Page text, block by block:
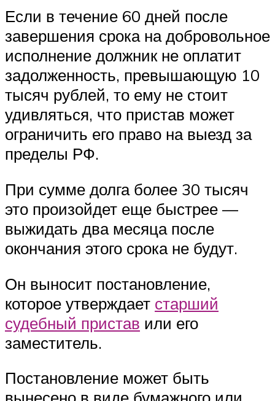
Если в течение 60 дней после
завершения срока на добровольное
исполнение должник не оплатит
задолженность, превышающую 10
тысяч рублей, то ему не стоит
удивляться, что пристав может
ограничить его право на выезд за
пределы РФ.
При сумме долга более 30 тысяч
это произойдет еще быстрее —
выжидать два месяца после
окончания этого срока не будут.
Он выносит постановление,
которое утверждает старший
судебный пристав или его
заместитель.
Постановление может быть